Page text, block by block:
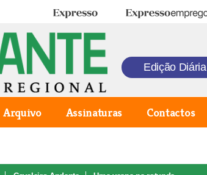
Expresso Expresso Emprego
Edição Diária
Arquivo Assinaturas Contactos